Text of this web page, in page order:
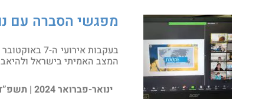
מפגשי הסברה עם
בעקבות
המצב האמיתי בישראל
ינואר-פברואר 2024 | תשפ”ד